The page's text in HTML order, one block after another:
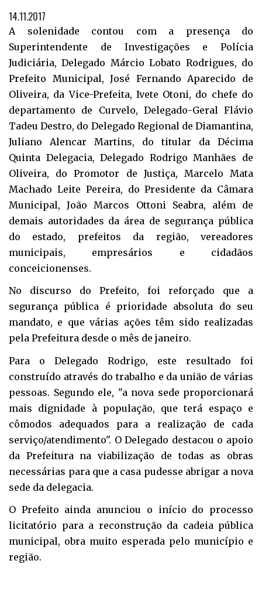
14.11.2017
A solenidade contou com a presença do
Superintendente de Investigações e Polícia
Judiciária, Delegado Márcio Lobato Rodrigues, do
Prefeito Municipal, José Fernando Aparecido de
Oliveira, da Vice-Prefeita, Ivete Otoni, do chefe do
departamento de Curvelo, Delegado-Geral Flávio
Tadeu Destro, do Delegado Regional de Diamantina,
Juliano Alencar Martins, do titular da Décima
Quinta Delegacia, Delegado Rodrigo Manhães de
Oliveira, do Promotor de Justiça, Marcelo Mata
Machado Leite Pereira, do Presidente da Câmara
Municipal, João Marcos Ottoni Seabra, além de
demais autoridades da área de segurança pública
do estado, prefeitos da região, vereadores
municipais, empresários e cidadãos
conceicionenses.
No discurso do Prefeito, foi reforçado que a
segurança pública é prioridade absoluta do seu
mandato, e que várias ações têm sido realizadas
pela Prefeitura desde o mês de janeiro.
Para o Delegado Rodrigo, este resultado foi
construído através do trabalho e da união de várias
pessoas. Segundo ele, "a nova sede proporcionará
mais dignidade à população, que terá espaço e
cômodos adequados para a realização de cada
serviço/atendimento". O Delegado destacou o apoio
da Prefeitura na viabilização de todas as obras
necessárias para que a casa pudesse abrigar a nova
sede da delegacia.
O Prefeito ainda anunciou o início do processo
licitatório para a reconstrução da cadeia pública
municipal, obra muito esperada pelo município e
região.